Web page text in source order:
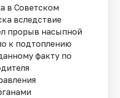
в Советском
вследствие
прорыв насыпной
к подтоплению
факту по